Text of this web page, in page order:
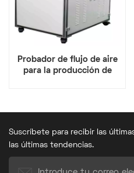
Probador de flujo de aire
para la producción de
Suscríbete para recibir las
las últimas tendencias.